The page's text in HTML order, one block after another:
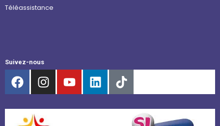
Téléassistance
Suivez-nous